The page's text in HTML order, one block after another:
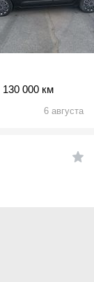
130 000 км
6 августа